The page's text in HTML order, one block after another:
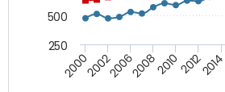
2000200220062008201020122014
250
500